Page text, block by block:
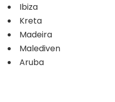
Ibiza
Kreta
Madeira
Malediven
Aruba